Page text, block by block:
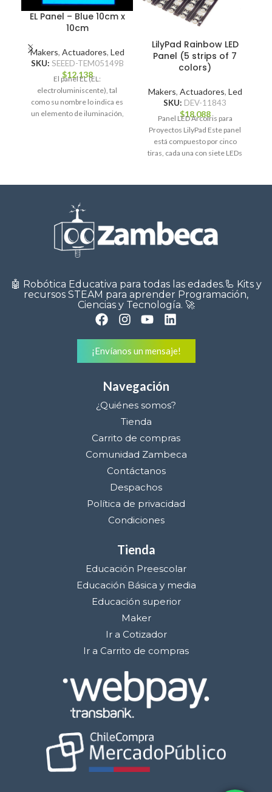
EL Panel – Blue 10cm x
10cm
Makers, Actuadores, Led
SKU: SEEED-TEM05149B
$12.138
El panel EL (EL:
electroluminiscente), tal
como su nombre lo indica es
un elemento de iluminación,
LilyPad Rainbow LED
Panel (5 strips of 7
colors)
Makers, Actuadores, Led
SKU: DEV-11843
$18.088
Panel LED Arcoíris para
Proyectos LilyPad Este panel
está compuesto por cinco
tiras, cada una con siete LEDs
🤖 Robótica Educativa para todas las edades.🦾 Kits y
recursos STEAM para aprender Programación,
Ciencias y Tecnología. 🚀
¡Envíanos un mensaje!
Navegación
¿Quiénes somos?
Tienda
Carrito de compras
Comunidad Zambeca
Contáctanos
Despachos
Política de privacidad
Condiciones
Tienda
Educación Preescolar
Educación Básica y media
Educación superior
Maker
Ir a Cotizador
Ir a Carrito de compras